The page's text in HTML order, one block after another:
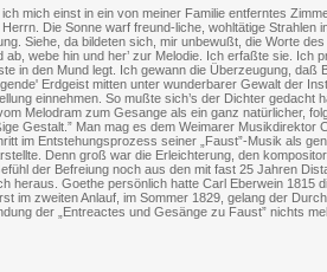
ich mich einst in ein von meiner Familie entferntes
Die Sonne warf freund-liche, wohltätige Strahlen
Siehe, da bildeten sich, mir unbewußt, die Worte
ab, webe hin und her’ zur Melodie. Ich erfaßte sie. Ich
in den Mund legt. Ich gewann die Überzeugung,
Erdgeist mitten unter wunderbarer Gewalt der
einnehmen. So mußte sich’s der Dichter gedacht
Melodram zum Gesange als ein ganz natürlicher,
Gestalt.” Man mag es dem Weimarer Musikdirektor
im Entstehungsprozess seiner „Faust”-Musik als
Denn groß war die Erleichterung, den
der Befreiung noch aus den mit fast 25 Jahren
heraus. Goethe persönlich hatte Carl Eberwein 1815
im zweiten Anlauf, im Sommer 1829, gelang der
der „Entreactes und Gesänge zu Faust” nichts